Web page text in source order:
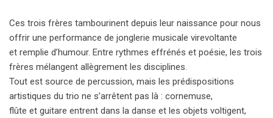
Ces trois frères tambourinent depuis leur naissance pour nous
offrir une performance de jonglerie musicale virevoltante
et remplie d’humour. Entre rythmes effrénés et poésie, les trois
frères mélangent allègrement les disciplines.
Tout est source de percussion, mais les prédispositions
artistiques du trio ne s’arrêtent pas là : cornemuse,
flûte et guitare entrent dans la danse et les objets voltigent,